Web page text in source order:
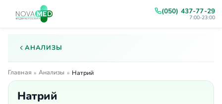
(050) 437-77-29
7:00-23:00
АНАЛИЗЫ
Главная » Анализы » Натрий
Натрий